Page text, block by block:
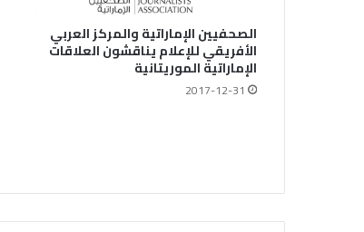
الصحفيين الإماراتية والمركز العربي
الأفريقي للإعلام يناقشون العلاقات
الإماراتية الموريتانية
2017-12-31